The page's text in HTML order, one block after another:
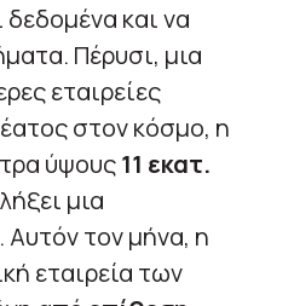
και να
Πέρυσι, μια
εταιρείες
στον κόσμο, η
ύψους11 εκατ.
μια
Αυτόν τον μήνα, η
εταιρεία των